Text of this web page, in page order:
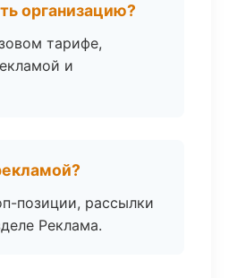
организацию?
тарифе,
и
позиции, рассылки
Реклама.